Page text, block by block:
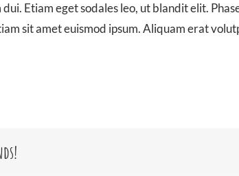
Etiam eget sodales leo, ut blandit elit.
sit amet euismod ipsum. Aliquam erat